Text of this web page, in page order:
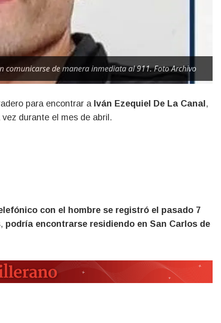
de manera inmediata al 911. Foto Archivo
para encontrar a Iván Ezequiel De La Canal,
durante el mes de abril.
con el hombre se registró el pasado 7
podría encontrarse residiendo en San Carlos de